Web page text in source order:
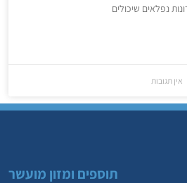
נפלאים שיכולים
אין תגובות
תוספים ומזון מועשר